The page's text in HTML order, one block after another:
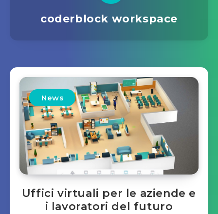
coderblock workspace
News
Uffici virtuali per le aziende e
i lavoratori del futuro